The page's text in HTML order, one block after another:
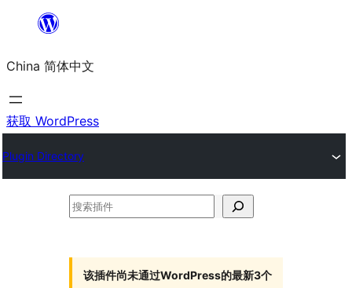
内
容
China 简体中文
获取 WordPress
Plugin Directory
搜
该插件尚未通过WordPress的最新3个